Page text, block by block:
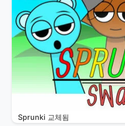
Sprunki 교체됨